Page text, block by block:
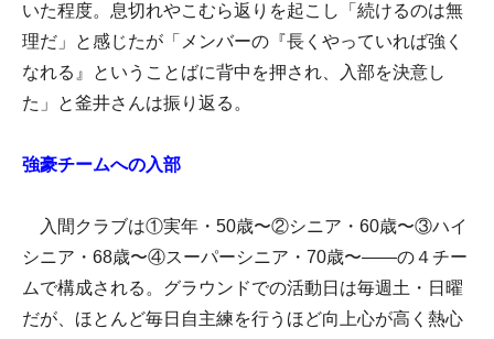
いた程度。息切れやこむら返りを起こし「続けるのは無
理だ」と感じたが「メンバーの『長くやっていれば強く
なれる』ということばに背中を押され、入部を決意し
た」と釜井さんは振り返る。
強豪チームへの入部
入間クラブは①実年・50歳〜②シニア・60歳〜③ハイ
シニア・68歳〜④スーパーシニア・70歳〜――の４チー
ムで構成される。グラウンドでの活動日は毎週土・日曜
だが、ほとんど毎日自主練を行うほど向上心が高く熱心